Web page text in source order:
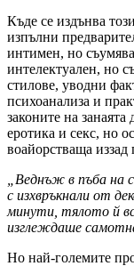
Къде се издънва
изпълни
интимен, но
интелектуален, но
стилове, уводни
психоанализа и
законите на
еротика и секс, но
воайорстваща иззад
„Веднъж в пъба на
с изхвръкнали от
минути, тялото й
изглеждаше
Но най-големите